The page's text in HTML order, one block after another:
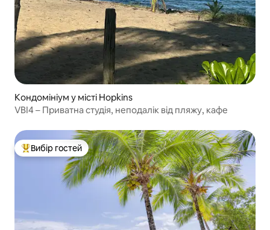
Кондомініум у місті Hopkins
VBI4 – Приватна студія, неподалік від пляжу, кафе
Топ вибір гостей
Вибір гостей